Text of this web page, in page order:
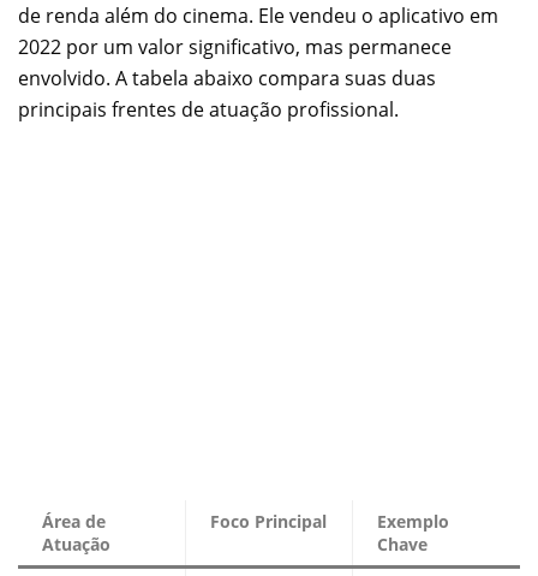
de renda além do cinema. Ele vendeu o aplicativo em
2022 por um valor significativo, mas permanece
envolvido. A tabela abaixo compara suas duas
principais frentes de atuação profissional.
Área de
Atuação
Foco Principal
Exemplo
Chave